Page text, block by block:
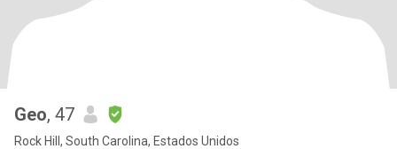
Geo, 47
Rock Hill, South Carolina, Estados Unidos